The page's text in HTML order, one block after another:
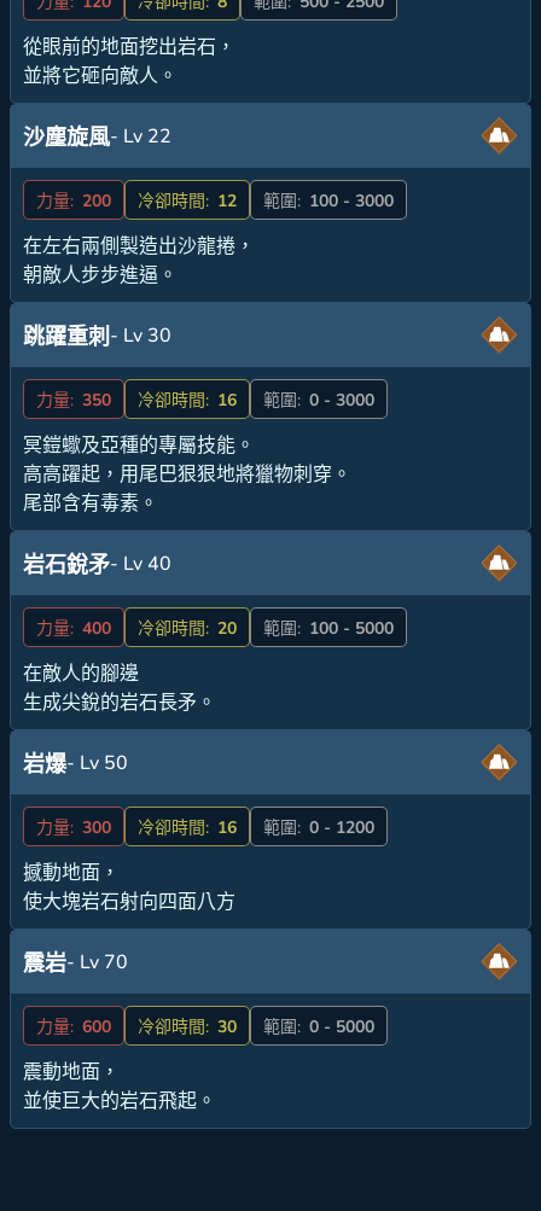
從眼前的地面挖出岩石，
並將它砸向敵人。
沙塵旋風- Lv 22
力量: 200 冷卻時間: 12 範圍: 100 - 3000
在左右兩側製造出沙龍捲，
朝敵人步步進逼。
跳躍重刺- Lv 30
力量: 350 冷卻時間: 16 範圍: 0 - 3000
冥鎧蠍及亞種的專屬技能。
高高躍起，用尾巴狠狠地將獵物刺穿。
尾部含有毒素。
岩石銳矛- Lv 40
力量: 400 冷卻時間: 20 範圍: 100 - 5000
在敵人的腳邊
生成尖銳的岩石長矛。
岩爆- Lv 50
力量: 300 冷卻時間: 16 範圍: 0 - 1200
撼動地面，
使大塊岩石射向四面八方
震岩- Lv 70
力量: 600 冷卻時間: 30 範圍: 0 - 5000
震動地面，
並使巨大的岩石飛起。